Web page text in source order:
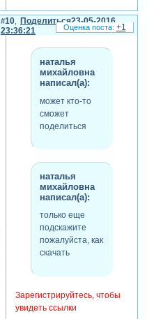
Поделиться
10
23-05-2016
23:36:21
наталья
михайловна
написал(а):
может кто-то
сможет
поделиться
наталья
михайловна
написал(а):
только еще
подскажите
пожалуйста, как
скачать
Зарегистрируйтесь, чтобы
увидеть ссылки
+1